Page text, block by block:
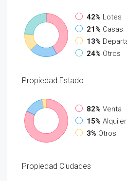
42% Lotes
21% Casas
13%
24% Otros
Propiedad Estado
82% Venta
15% Alquiler
3% Otros
Propiedad Ciudades